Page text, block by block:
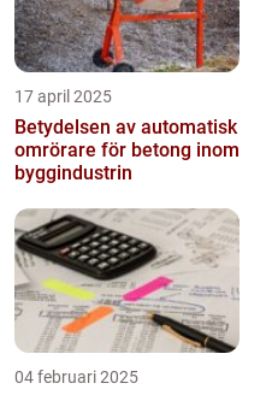
17 april 2025
Betydelsen av automatisk
omrörare för betong inom
byggindustrin
04 februari 2025